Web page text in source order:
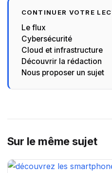
CONTINUER VOTRE
Le flux
Cybersécurité
Cloud et infrastructure
Découvrir la rédaction
Nous proposer un sujet
Sur le même sujet